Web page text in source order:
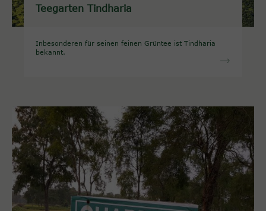
Teegarten Tindharia
Inbesonderen für seinen feinen Grüntee ist Tindharia
bekannt.